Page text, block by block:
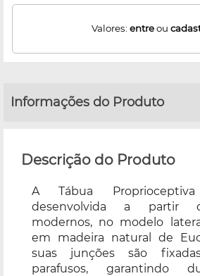
Valores: entreou
Informações do Produto
Descrição do Produto
A Tábua
desenvolvida a partir
modernos, no modelo
em madeira natural de
suas junções são
parafusos, garantindo